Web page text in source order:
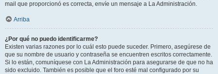
mail que proporcionó es correcta, envíe un mensaje a La Administración.
Arriba
¿Por qué no puedo identificarme?
Existen varias razones por lo cuál esto puede suceder. Primero, asegúrese de
que su nombre de usuario y contraseña se encuentren escritos correctamente.
Si lo están, comuníquese con La Administración para asegurarse de que no ha
sido excluido. También es posible que el foro esté mal configurado por su